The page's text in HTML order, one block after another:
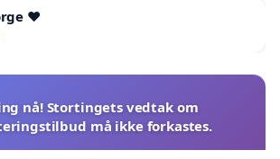
❤️
nå! Stortingets vedtak om
må ikke forkastes.